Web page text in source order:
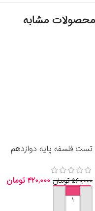
محصولات مشابه
تست فلسفه پایه دوازدهم
۵۶۰,۰۰۰تومان ۴۲۰,۰۰۰ تومان
افزودن به سبد خرید